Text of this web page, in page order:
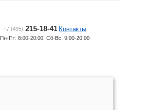
+7 (495) 215-18-41 Контакты
Пн-Пт: 8:00-20:00; Сб-Вс: 9:00-20:00